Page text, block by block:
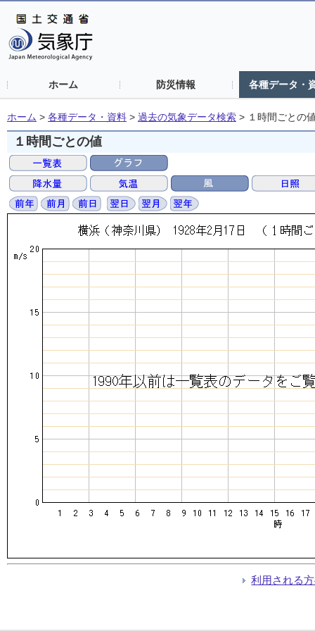
ホーム 防災情報 各種データ・
ホーム > 各種データ・資料 > 過去の気象データ検索 > １時間ごとの
１時間ごとの値
利用される